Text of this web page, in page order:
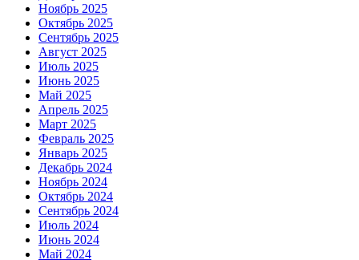
Ноябрь 2025
Октябрь 2025
Сентябрь 2025
Август 2025
Июль 2025
Июнь 2025
Май 2025
Апрель 2025
Март 2025
Февраль 2025
Январь 2025
Декабрь 2024
Ноябрь 2024
Октябрь 2024
Сентябрь 2024
Июль 2024
Июнь 2024
Май 2024